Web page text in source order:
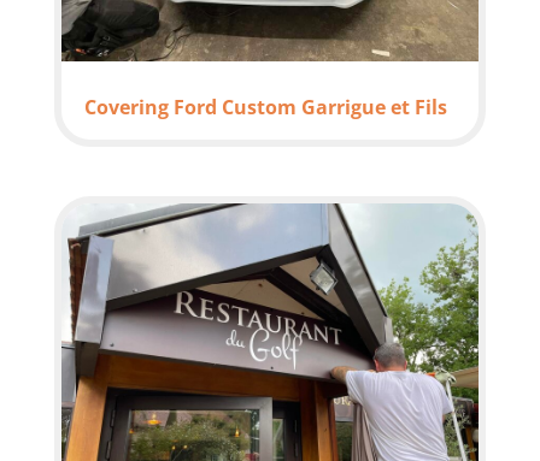
Covering Ford Custom Garrigue et Fils